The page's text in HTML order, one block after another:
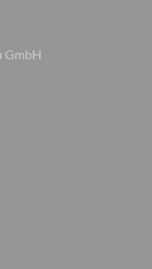
GmbH